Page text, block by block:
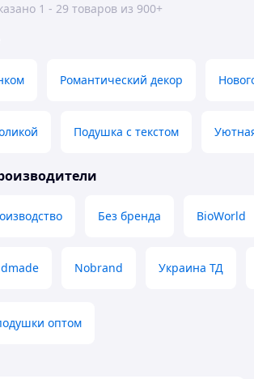
1 - 29 товаров из 900+
Романтический декор
Подушка с текстом
Без бренда BioWorld
Nobrand Украина ТД
оптом